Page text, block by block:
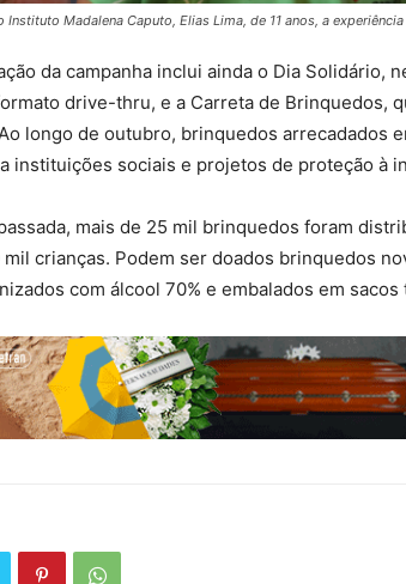
Instituto Madalena Caputo, Elias Lima, de 11 anos, a
da campanha inclui ainda o Dia Solidário,
drive-thru, e a Carreta de Brinquedos,
longo de outubro, brinquedos arrecadados
instituições sociais e projetos de proteção à
mais de 25 mil brinquedos foram
mil crianças. Podem ser doados brinquedos
com álcool 70% e embalados em